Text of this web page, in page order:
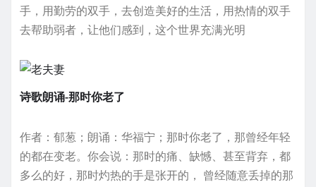
手，用勤劳的双手，去创造美好的生活，用热情的双手
去帮助弱者，让他们感到，这个世界充满光明
诗歌朗诵-那时你老了
作者：郁葱；朗诵：华福宁；那时你老了，那曾经年轻
的都在变老。你会说：那时的痛、缺憾、甚至背弃，都
多么的好，那时灼热的手是张开的， 曾经随意丢掉的那